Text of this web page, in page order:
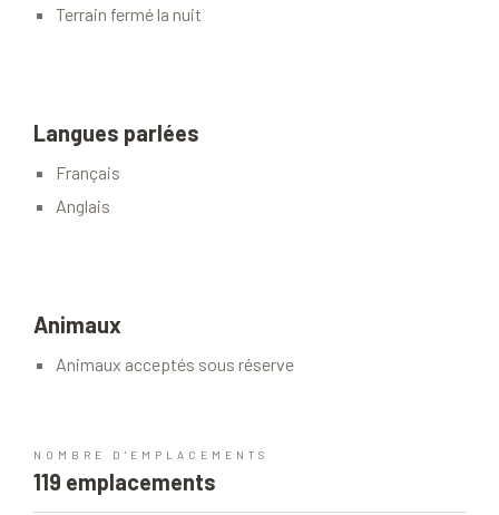
Terrain fermé la nuit
Langues parlées
Français
Anglais
Animaux
Animaux acceptés sous réserve
NOMBRE D'EMPLACEMENTS
119 emplacements